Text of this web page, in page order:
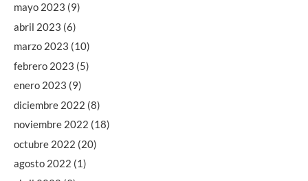
mayo 2023 (9)
abril 2023 (6)
marzo 2023 (10)
febrero 2023 (5)
enero 2023 (9)
diciembre 2022 (8)
noviembre 2022 (18)
octubre 2022 (20)
agosto 2022 (1)